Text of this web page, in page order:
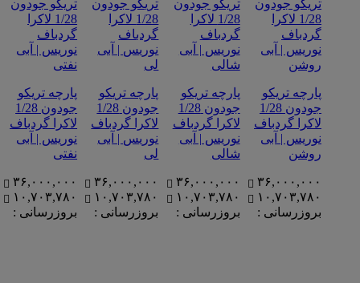
پارچه تریکو
جودون 1/28
لاکرا گردباف
نوریس | آبی
روشن
۳۶,۰۰۰,۰۰۰
۱۰,۷۰۳,۷۸۰
بروزرسانی :
پارچه تریکو
جودون 1/28
لاکرا گردباف
نوریس | آبی
شالی
۳۶,۰۰۰,۰۰۰
۱۰,۷۰۳,۷۸۰
بروزرسانی :
پارچه تریکو
جودون 1/28
لاکرا گردباف
نوریس | آبی
لی
۳۶,۰۰۰,۰۰۰
۱۰,۷۰۳,۷۸۰
بروزرسانی :
پارچه تریکو
جودون 1/28
لاکرا گردباف
نوریس | آبی
نفتی
۳۶,۰۰۰,۰۰۰
۱۰,۷۰۳,۷۸۰
بروزرسانی :